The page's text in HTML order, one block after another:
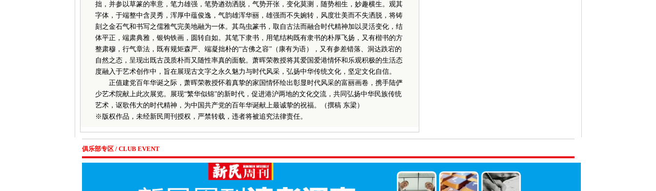
拙，并参以草篆的率意，笔力雄强，笔势遒劲洒脱，气势开张，变化莫测，随势相生，妙趣横生。观其
字体，于端整中含灵秀，浑厚中蕴俊逸，气韵雄浑华丽，雄强而不失婉转，风度壮美而不失洒脱，将铸
刻之金石气和书写之儒雅气完美地融为一体。其鸟虫篆书，取自古法而融合时代精神加以灵活变化，结
体平正，端肃典雅，银钩铁画，圆转自如。其笔下隶书，用笔结构既有隶书的朴厚飞扬，又有楷书的方
整肃穆，行气章法，既有规矩森严、端凝拙朴的“古佛之容”（康有为语），又有参差错落、洞达跌宕的
自然之态，呈现出既古茂质朴而又随性率真的面貌。萧晖荣教授将其爱国爱港情怀和乐观积极的生活态
度融入于艺术创作中，旨在展现古文字之永久魅力与时代风采，弘扬中华传统文化，坚定文化自信。
正值建党百年华诞之际，萧晖荣教授怀着真挚的家国情怀绘出彰显时代风采的富丽画卷，携手陆俨
少艺术院献上此次展览。展现“繁华似锦”的新时代，促进港沪两地的文化交流，共同弘扬中华民族传统
艺术，讴歌伟大的时代精神，为中国共产党的百年华诞献上最诚挚的祝福。（撰稿 东梁）
※ 版权作品，未经新民周刊授权，严禁转载，违者将被追究法律责任。
俱乐部专区 / CLUB EVENT